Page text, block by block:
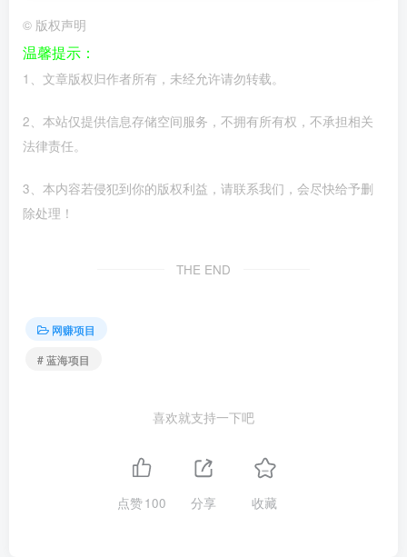
© 版权声明
温馨提示：
1、文章版权归作者所有，未经允许请勿转载。
2、本站仅提供信息存储空间服务，不拥有所有权，不承担相关
法律责任。
3、本内容若侵犯到你的版权利益，请联系我们，会尽快给予删
除处理！
THE END
网赚项目
# 蓝海项目
喜欢就支持一下吧
点赞100 分享 收藏